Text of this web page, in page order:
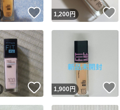
いいね！
1,200円
いいね！
1,900円